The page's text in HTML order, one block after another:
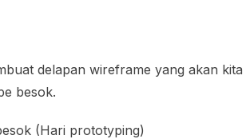
delapan wireframe yang akan kita
besok.
(Hari prototyping)